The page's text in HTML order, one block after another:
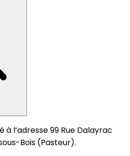
à l’adresse 99 Rue Dalayrac
Bois (Pasteur).